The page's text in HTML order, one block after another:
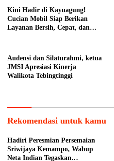
Kini Hadir di Kayuagung!
Cucian Mobil Siap Berikan
Layanan Bersih, Cepat, dan
Audensi dan Silaturahmi, ketua
JMSI Apresiasi Kinerja
Walikota Tebingtinggi
Rekomendasi untuk kamu
Hadiri Peresmian Persemaian
Sriwijaya Kemampo, Wabup
Neta Indian Tegaskan